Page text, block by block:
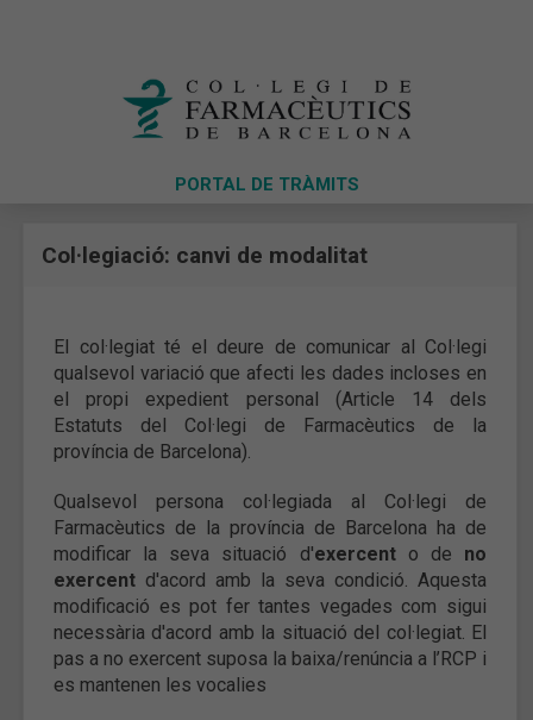
PORTAL DE TRÀMITS
Col·legiació: canvi de modalitat
El col·legiat té el deure de comunicar al Col·legi
qualsevol variació que afecti les dades incloses en
el propi expedient personal (Article 14 dels
Estatuts del Col·legi de Farmacèutics de la
província de Barcelona).
Qualsevol persona col·legiada al Col·legi de
Farmacèutics de la província de Barcelona ha de
modificar la seva situació d'exercent o de no
exercent d'acord amb la seva condició. Aquesta
modificació es pot fer tantes vegades com sigui
necessària d'acord amb la situació del col·legiat. El
pas a no exercent suposa la baixa/renúncia a l’RCP i
es mantenen les vocalies